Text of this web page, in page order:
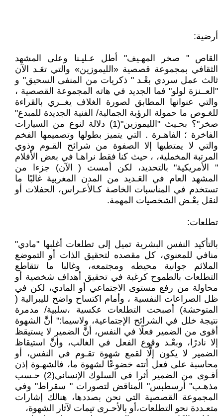
أرضية:
القاص " صخر المهـيف" أطل عـليـنا وعلى المشهد
الثقافي بمجموعة قصصية «الليموزين» والتي تعَـد الآن
ثالث عمل سردي بعْـد " ذكريات من المنفى السحيق" و
"العــنزة لولو" فما الجديد في هاته المجموعة القصصية ،
والتي عنوانها المطابق لصورة الغلاف يغــري بالقراءة
للغـوص ما حمولة الرؤية الجمالية/ الفنية الجديدة للمبدع"
صخر"؟ بحـيث "الليموزين"(1) دلالة لنوع من السيارات
الفاخرة ؛ الفاهـرة . التي يتميز بطولها وتصميمها الفخم
والتي لا يمتطيها إلا الصفوة من شرائح القـوم وذوي
المرتبة المخملية، ، حيث كنا فقط نراهـا في بعض الأفلام
" الأمريكية" بالتحديد، لكن أمست ( الآن) جزءا من
المشهد العام في العَـديد من المدن المغربية غالبًا ما
تستخدم في المناسبات الخاصة كـالأعـراس، الحفلات أو
لنقل بعْـض الشخصيات المهمة.
تطلعات:
بالتأكيد النفس البشرية تميل إلى تطلعات أغلبها "مادي"
منافي للمعنوي، كل مقصده لتحقيق الذات أو التموضع
الملائم جوانية محيطه ومجتمعه، وغالبا ما تتقاطع
التطلعات بالطموح كرغبة في تحقيق أهداف شخصية أو
محاولة من رفع مستوى الاجتماعي أو المادي، لكن في
ظل الصراعات النفسية ، وأمام اكتساح واضح لليبرالية (
المتوحشة) أصبحت التطلعات عكسية ،سلبية/ مدمرة
نتيجة خلل في الشرائح الإجتماعية، ولاسيما:" أنَّ الشهوة
أقوى من الضمير فعلًا في النفس، أنَّ الضمير لا يستيقظ
إلا نادرًا، وبعْـد وقوع الفعل في الغالب، وأنَّ استيقاظ
الضمير لا يكون إلَّا لقمع شهوة تقـوم في النفس، أو
محاسبة على فعل أتته خضوعًا لشهوة ما، فالشهـوة إذن
أقـوى من الضمير أثرا في السلوك الإنساني(2) حـسب
مذهـب" أرسطبس" المناقض لتصورات " سقراط" وفي
المجموعة القصصية التي نحن بصددها، هنالك إشارات
متعـددة نحو التطلعات،أو بالأحـرى تيمات لآثار الشهوة،